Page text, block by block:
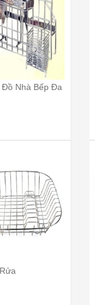
Đồ Nhà Bếp Đa